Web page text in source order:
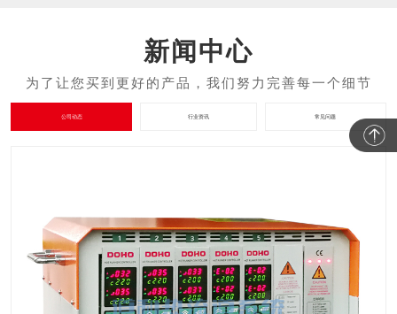
新闻中心
公司动态 行业资讯 常见问题